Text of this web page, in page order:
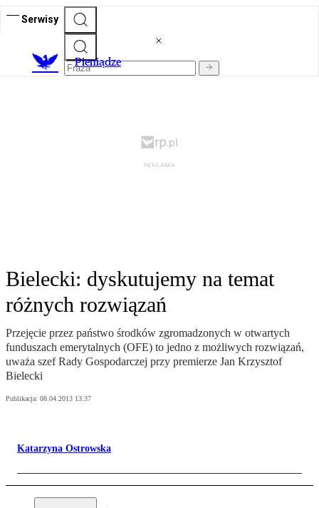
Serwisy
Pieniądze
Bielecki: dyskutujemy na temat
różnych rozwiązań
Przejęcie przez państwo środków zgromadzonych w otwartych
funduszach emerytalnych (OFE) to jedno z możliwych rozwiązań,
uważa szef Rady Gospodarczej przy premierze Jan Krzysztof
Bielecki
Publikacja: 08.04.2013 13:37
Katarzyna Ostrowska